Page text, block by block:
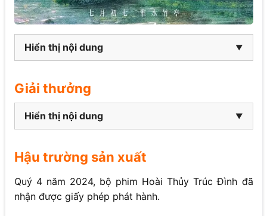
Hiển thị nội dung
Giải thưởng
Hiển thị nội dung
Hậu trường sản xuất
Quý 4 năm 2024, bộ phim Hoài Thủy Trúc Đình đã
nhận được giấy phép phát hành.